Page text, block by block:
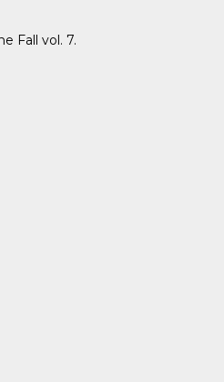
Fall vol. 7.